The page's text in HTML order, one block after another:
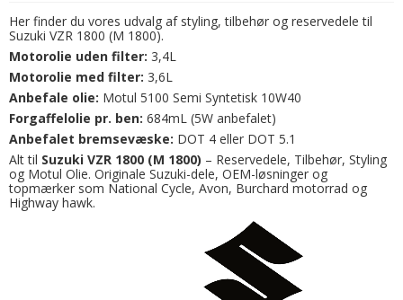
Her finder du vores udvalg af styling, tilbehør og reservedele til
Suzuki VZR 1800 (M 1800).
Motorolie uden filter: 3,4L
Motorolie med filter: 3,6L
Anbefale olie: Motul 5100 Semi Syntetisk 10W40
Forgaffelolie pr. ben: 684mL (5W anbefalet)
Anbefalet bremsevæske: DOT 4 eller DOT 5.1
Alt til Suzuki VZR 1800 (M 1800) – Reservedele, Tilbehør, Styling
og Motul Olie. Originale Suzuki-dele, OEM-løsninger og
topmærker som National Cycle, Avon, Burchard motorrad og
Highway hawk.